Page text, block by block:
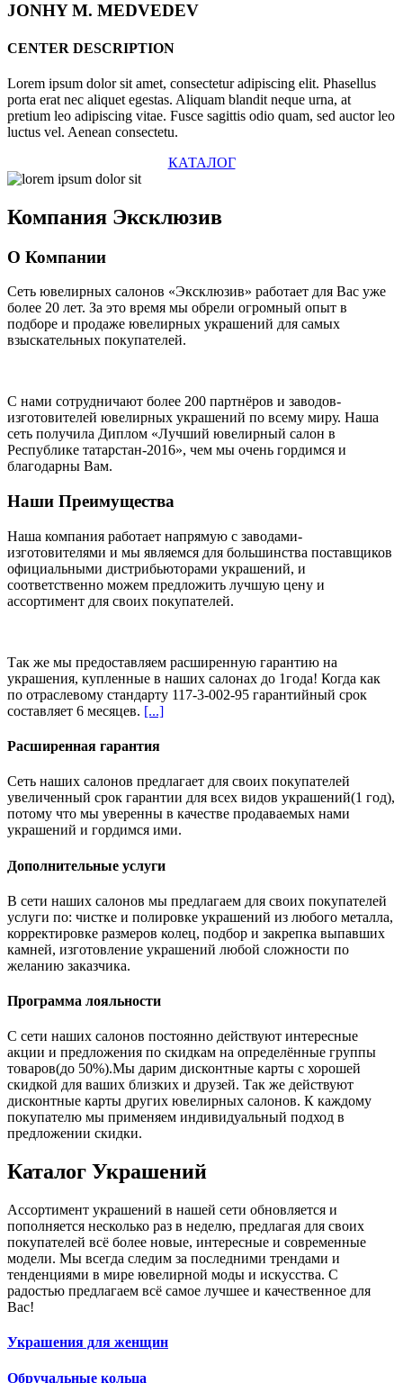
JONHYM. MEDVEDEV
CENTER DESCRIPTION
Lorem ipsum dolor sit amet, consectetur adipiscing elit. Phasellus
porta erat nec aliquet egestas. Aliquam blandit neque urna, at
pretium leo adipiscing vitae. Fusce sagittis odio quam, sed auctor leo
luctus vel. Aenean consectetu.
КАТАЛОГ
Компания Эксклюзив
О Компании
Сеть ювелирных салонов «Эксклюзив» работает для Вас уже
более 20 лет. За это время мы обрели огромный опыт в
подборе и продаже ювелирных украшений для самых
взыскательных покупателей.
С нами сотрудничают более 200 партнёров и заводов-
изготовителей ювелирных украшений по всему миру. Наша
сеть получила Диплом «Лучший ювелирный салон в
Республике татарстан-2016», чем мы очень гордимся и
благодарны Вам.
Наши Преимущества
Наша компания работает напрямую с заводами-
изготовителями и мы являемся для большинства поставщиков
официальными дистрибьюторами украшений, и
соответственно можем предложить лучшую цену и
ассортимент для своих покупателей.
Так же мы предоставляем расширенную гарантию на
украшения, купленные в наших салонах до 1года! Когда как
по отраслевому стандарту 117-3-002-95 гарантийный срок
составляет 6 месяцев. [...]
Расширенная гарантия
Сеть наших салонов предлагает для своих покупателей
увеличенный срок гарантии для всех видов украшений(1 год),
потому что мы уверенны в качестве продаваемых нами
украшений и гордимся ими.
Дополнительные услуги
В сети наших салонов мы предлагаем для своих покупателей
услуги по: чистке и полировке украшений из любого металла,
корректировке размеров колец, подбор и закрепка выпавших
камней, изготовление украшений любой сложности по
желанию заказчика.
Программа лояльности
С сети наших салонов постоянно действуют интересные
акции и предложения по скидкам на определённые группы
товаров(до 50%).Мы дарим дисконтные карты с хорошей
скидкой для ваших близких и друзей. Так же действуют
дисконтные карты других ювелирных салонов. К каждому
покупателю мы применяем индивидуальный подход в
предложении скидки.
Каталог Украшений
Ассортимент украшений в нашей сети обновляется и
пополняется несколько раз в неделю, предлагая для своих
покупателей всё более новые, интересные и современные
модели. Мы всегда следим за последними трендами и
тенденциями в мире ювелирной моды и искусства. С
радостью предлагаем всё самое лучшее и качественное для
Вас!
Украшения для женщин
Обручальные кольца